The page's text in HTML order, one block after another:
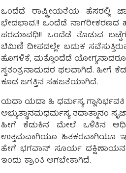
ಒಂದೆಡೆ ರಾಷ್ಟ್ರೀಯತೆಯ ಹೆಸರಲ್ಲಿ
ಭೇದಭಾವ.!! ಒಂದೆಡೆ ನಾಗರೀಕರಣದ
ಪರಮಾವಧಿ!! ಒಂದೆಡೆ ತೊಡುವ
ಚಿಮಿಣಿ ದೀಪದಲ್ಲೇ ಬದುಕ
ಹೊಗಳಿಕೆ, ಮತ್ತೊಂದೆಡೆ
ಸ್ವತಂತ್ರನಾದುದರ ಫಲವಾಗಿದೆ. ಹೀಗೆ
ಕೂಡ ಜಗತ್ತಿನ ಸಹಜತೆಯಾಗಿದೆ.
ಯದಾ ಯದಾ ಹಿ ಧರ್ಮಸ್ಯ ಗ್ಲಾನಿರ್ಭವತಿ
ಅಭ್ಯುತ್ಥಾನಮಧರ್ಮಸ್ಯ ತದಾತ್ಮಾನಂ
ಹೀಗೆ ಕೆಡುಕಿನ ಮೇಲೆ ಒಳಿತಿನ
ಉತ್ತಮವಾಗಿಯೂ ಹಿತಕರವಾಗಿಯೂ
ಹೇಗೆ ಭಗವಾನ್ ಸೂರ್ಯ
ಇಂದು ಕ್ರಾಂತಿ ಆಗಬೇಕಾಗಿದೆ.